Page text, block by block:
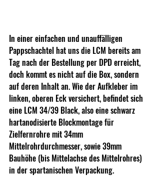
In einer einfachen und unauffälligen
Pappschachtel hat uns die LCM bereits am
Tag nach der Bestellung per DPD erreicht,
doch kommt es nicht auf die Box, sondern
auf deren Inhalt an. Wie der Aufkleber im
linken, oberen Eck versichert, befindet sich
eine LCM 34/39 Black, also eine schwarz
hartanodisierte Blockmontage für
Zielfernrohre mit 34mm
Mittelrohrdurchmesser, sowie 39mm
Bauhöhe (bis Mittelachse des Mittelrohres)
in der spartanischen Verpackung.